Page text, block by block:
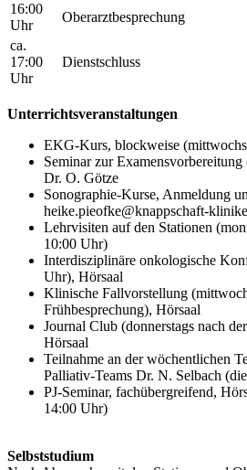
16:00
Uhr
Oberarztbesprechung
ca.
17:00
Uhr
Dienstschluss
Unterrichtsveranstaltungen
EKG-Kurs, blockweise
Seminar zur
Dr. O. Götze
Sonographie-Kurse, Anmeldung
heike.pieofke@knappschaft-
Lehrvisiten auf den Stationen
10:00 Uhr)
Interdisziplinäre onkologische
Uhr), Hörsaal
Klinische Fallvorstellung
Frühbesprechung), Hörsaal
Journal Club (donnerstags nach
Hörsaal
Teilnahme an der wöchentlichen
Palliativ-Teams Dr. N. Selbach
PJ-Seminar, fachübergreifend,
14:00 Uhr)
Selbststudium